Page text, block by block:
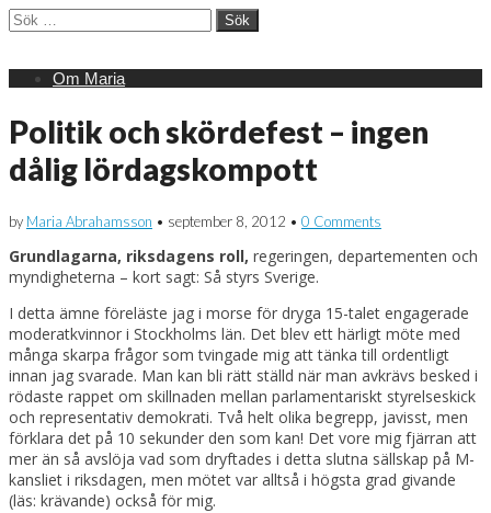
Sök
efter:
Main
Skip
Om Maria
Politik och skördefest – ingen
dålig lördagskompott
by Maria Abrahamsson • september 8, 2012 • 0 Comments
Grundlagarna, riksdagens roll, regeringen, departementen och
myndigheterna – kort sagt: Så styrs Sverige.
I detta ämne föreläste jag i morse för dryga 15-talet engagerade
moderatkvinnor i Stockholms län. Det blev ett härligt möte med
många skarpa frågor som tvingade mig att tänka till ordentligt
innan jag svarade. Man kan bli rätt ställd när man avkrävs besked i
rödaste rappet om skillnaden mellan parlamentariskt styrelseskick
och representativ demokrati. Två helt olika begrepp, javisst, men
förklara det på 10 sekunder den som kan! Det vore mig fjärran att
mer än så avslöja vad som dryftades i detta slutna sällskap på M-
kansliet i riksdagen, men mötet var alltså i högsta grad givande
(läs: krävande) också för mig.